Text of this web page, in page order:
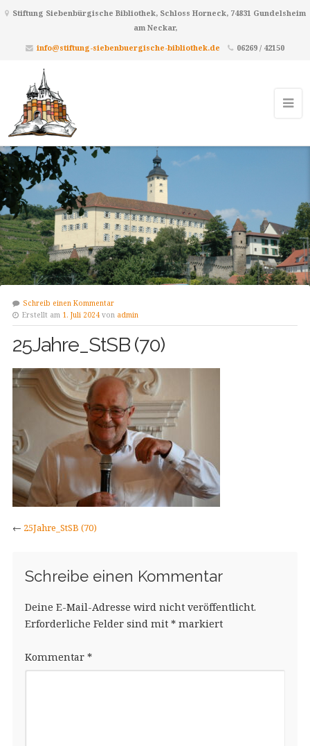
Stiftung Siebenbürgische Bibliothek, Schloss Horneck, 74831 Gundelsheim
am Neckar,
info@stiftung-siebenbuergische-bibliothek.de
06269 / 42150
Schreib einen Kommentar
Erstellt am 1. Juli 2024 von admin
25Jahre_StSB (70)
← 25Jahre_StSB (70)
Schreibe einen Kommentar
Deine E-Mail-Adresse wird nicht veröffentlicht.
Erforderliche Felder sind mit *markiert
Kommentar *